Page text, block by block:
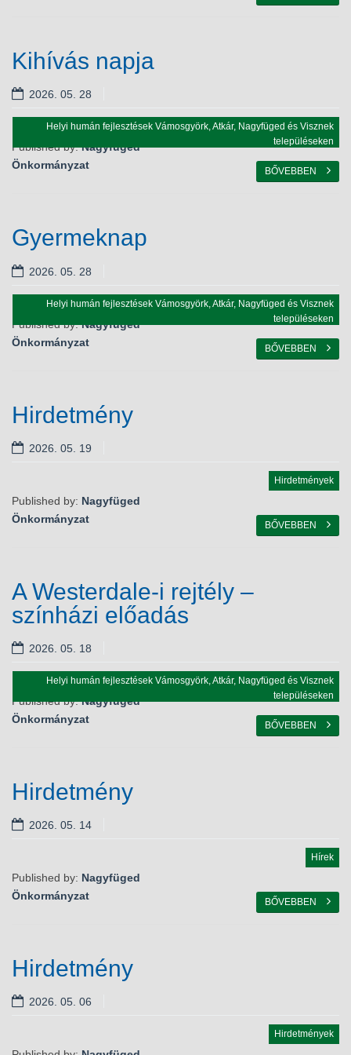
Kihívás napja
2026. 05. 28
Helyi humán fejlesztések Vámosgyörk, Atkár, Nagyfüged és Visznek
településeken
Programok
BŐVEBBEN
Published by:Nagyfüged
Önkormányzat
Gyermeknap
2026. 05. 28
Helyi humán fejlesztések Vámosgyörk, Atkár, Nagyfüged és Visznek
településeken
Programok
BŐVEBBEN
Published by:Nagyfüged
Önkormányzat
Hirdetmény
2026. 05. 19
Hirdetmények
BŐVEBBEN
Published by: Nagyfüged
Önkormányzat
A Westerdale-i rejtély –
színházi előadás
2026. 05. 18
Helyi humán fejlesztések Vámosgyörk, Atkár, Nagyfüged és Visznek
településeken
Programok
BŐVEBBEN
Published by:Nagyfüged
Önkormányzat
Hirdetmény
2026. 05. 14
Hírek
BŐVEBBEN
Published by: Nagyfüged
Önkormányzat
Hirdetmény
2026. 05. 06
Hirdetmények